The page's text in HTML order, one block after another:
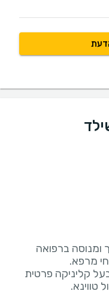
ומנוסה ברפואה
קליניקה פרטית